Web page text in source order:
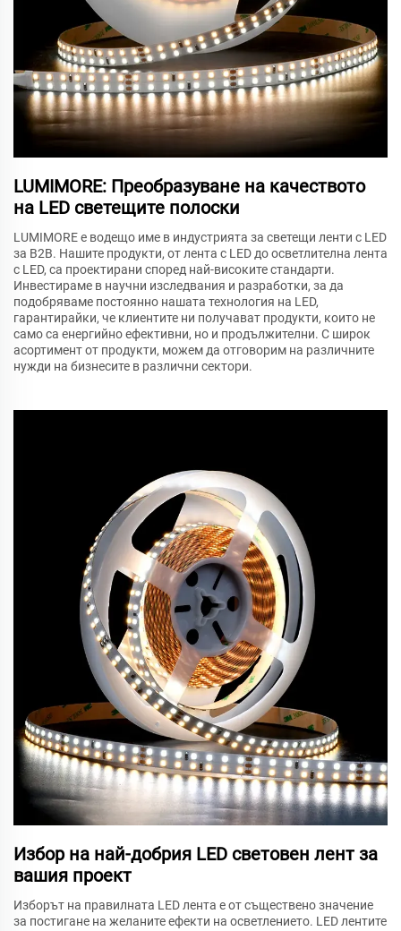
LUMIMORE: Преобразуване на качеството
на LED светещите полоски
LUMIMORE е водещо име в индустрията за светещи ленти с LED
за B2B. Нашите продукти, от лента с LED до осветлителна лента
с LED, са проектирани според най-високите стандарти.
Инвестираме в научни изследвания и разработки, за да
подобряваме постоянно нашата технология на LED,
гарантирайки, че клиентите ни получават продукти, които не
само са енергийно ефективни, но и продължителни. С широк
асортимент от продукти, можем да отговорим на различните
нужди на бизнесите в различни сектори.
Избор на най-добрия LED световен лент за
вашия проект
Изборът на правилната LED лента е от съществено значение
за постигане на желаните ефекти на осветлението. LED лентите